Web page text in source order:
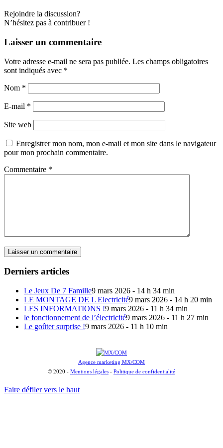
Rejoindre la discussion?
N’hésitez pas à contribuer !
Laisser un commentaire
Votre adresse e-mail ne sera pas publiée. Les champs obligatoires
sont indiqués avec *
Nom *
E-mail *
Site web
Enregistrer mon nom, mon e-mail et mon site dans le navigateur
pour mon prochain commentaire.
Commentaire *
Derniers articles
Le Jeux De 7 Famille9 mars 2026 - 14 h 34 min
LE MONTAGE DE L Electricité9 mars 2026 - 14 h 20 min
LES INFORMATIONS !9 mars 2026 - 11 h 34 min
le fonctionnement de l’électricité9 mars 2026 - 11 h 27 min
Le goûter surprise !9 mars 2026 - 11 h 10 min
Agence marketing MX/COM
© 2020 - Mentions légales - Politique de confidentialité
Faire défiler vers le haut